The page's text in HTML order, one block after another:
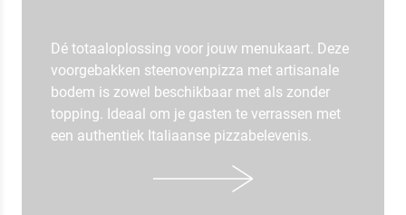
Dé totaaloplossing voor jouw menukaart. Deze
voorgebakken steenovenpizza met artisanale
bodem is zowel beschikbaar met als zonder
topping. Ideaal om je gasten te verrassen met
een authentiek Italiaanse pizzabelevenis.